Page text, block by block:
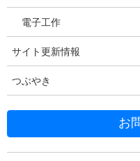
電子工作
サイト更新情報
つぶやき
お